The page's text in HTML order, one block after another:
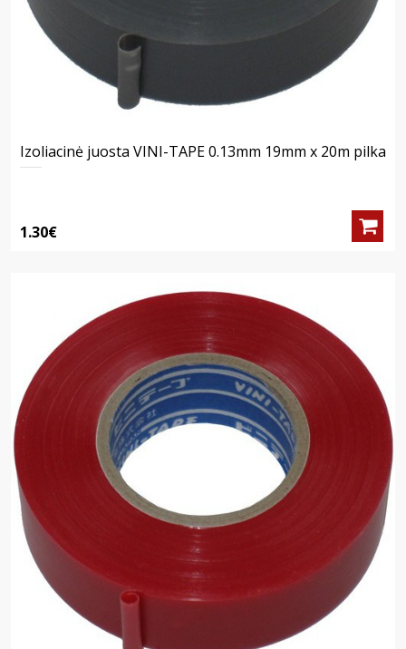
Izoliacinė juosta VINI-TAPE 0.13mm 19mm x 20m pilka
1.30€